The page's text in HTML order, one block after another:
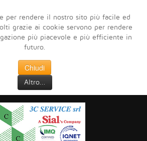
per rendere il nostro sito più facile ed
grazie ai cookie servono per rendere
più piacevole e più efficiente in
futuro.
Chiudi
Altro...